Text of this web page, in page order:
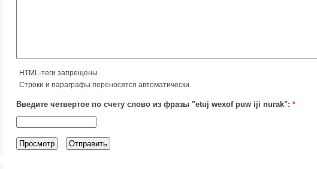
HTML-теги запрещены
Строки и параграфы переносятся автоматически.
Введите четвертое по счету слово из фразы "etuj wexof puw iji nurak": *